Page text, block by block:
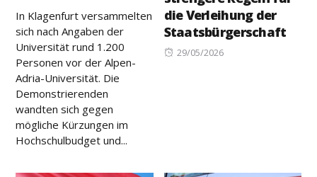
In Klagenfurt versammelten
sich nach Angaben der
Universität rund 1.200
Personen vor der Alpen-
Adria-Universität. Die
Demonstrierenden
wandten sich gegen
mögliche Kürzungen im
Hochschulbudget und...
die Verleihung der
Staatsbürgerschaft
Posted
29/05/2026